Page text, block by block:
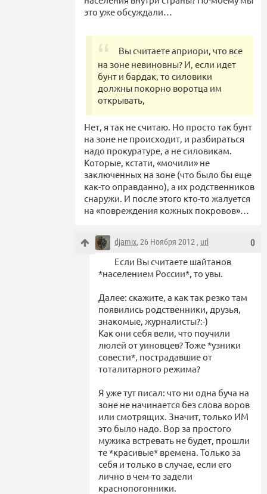
это уже обсуждали…
Вы считаете априори, что все
на зоне невиновны? И, если идет
бунт и бардак, то силовики
должны покорно воротца им
открывать,
Нет, я так не считаю. Но просто так бунт
на зоне не происходит, и разбираться
надо прокуратуре, а не силовикам.
Которые, кстати, «мочили» не
заключенных на зоне (что было бы еще
как-то оправданно), а их родственников
снаружи. И после этого кто-то жалуется
на «повреждения кожных покровов»…
0
djamix, 26 Ноября 2012 , url
Если Вы считаете шайтанов
*населением России*, то увы.
Далее: скажите, а как так резко там
появились родственники, друзья,
знакомые, журналисты?:-)
Как они себя вели, что поучили
люлей от уиновцев? Тоже *узники
совести*, пострадавшие от
тоталитарного режима?
Я уже тут писал: что ни одна буча на
зоне не начинается без слова воров
или смотрящих. Значит, только ИМ
это было надо. Вор за простого
мужика встревать не будет, прошли
те *красивые* времена. Только за
себя и только в случае, если его
лично в чем-то задели
краснопогонники.